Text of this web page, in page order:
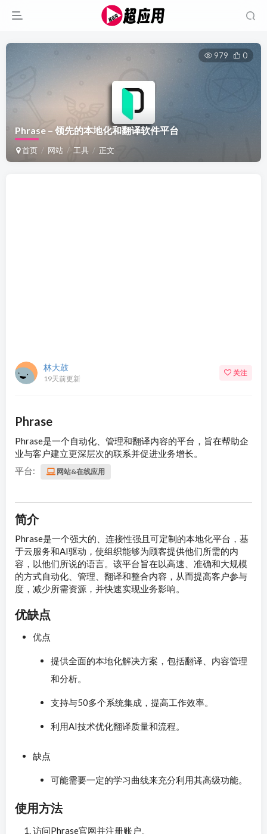
Phrase – 领先的本地化和翻译软件平台
首页 网站 工具 正文
979 0
林大鼓
19天前更新
关注
Phrase
Phrase是一个自动化、管理和翻译内容的平台，旨在帮助企
业与客户建立更深层次的联系并促进业务增长。
平台:
网站&在线应用
简介
Phrase是一个强大的、连接性强且可定制的本地化平台，基
于云服务和AI驱动，使组织能够为顾客提供他们所需的内
容，以他们所说的语言。该平台旨在以高速、准确和大规模
的方式自动化、管理、翻译和整合内容，从而提高客户参与
度，减少所需资源，并快速实现业务影响。
优缺点
优点
提供全面的本地化解决方案，包括翻译、内容管理
和分析。
支持与50多个系统集成，提高工作效率。
利用AI技术优化翻译质量和流程。
缺点
可能需要一定的学习曲线来充分利用其高级功能。
使用方法
访问Phrase官网并注册账户。